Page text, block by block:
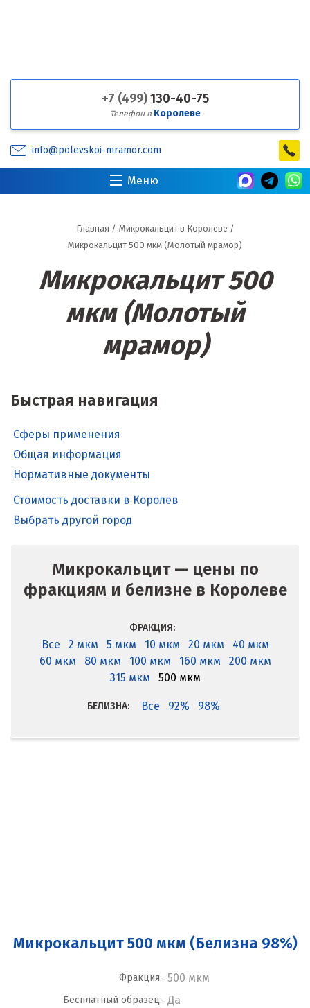
+7 (499)130-40-75
Телефон в Королеве
info@polevskoi-mramor.com
Меню
Главная / Микрокальцит в Королеве /
Микрокальцит 500 мкм (Молотый мрамор)
Микрокальцит 500
мкм (Молотый
мрамор)
Быстрая навигация
Сферы применения
Общая информация
Нормативные документы
Стоимость доставки в Королев
Выбрать другой город
Микрокальцит — цены по
фракциям и белизне в Королеве
ФРАКЦИЯ:
Все 2 мкм 5 мкм 10 мкм 20 мкм
40 мкм
60 мкм
80 мкм 100 мкм 160 мкм
200 мкм
315 мкм
500 мкм
БЕЛИЗНА: Все 92% 98%
Микрокальцит 500 мкм (Белизна 98%)
Фракция: 500 мкм
Бесплатный образец: Да